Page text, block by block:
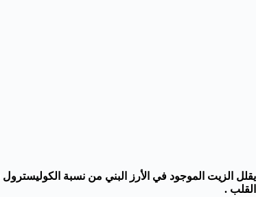
يقلل الزيت الموجود في الأرز البني من نسبة
القلب .